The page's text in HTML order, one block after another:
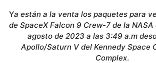
Ya están a la venta los paquetes para
de SpaceX Falcon 9 Crew-7 de la
agosto de 2023 a las 3:49 a.m
Apollo/Saturn V del Kennedy Space
Complex.